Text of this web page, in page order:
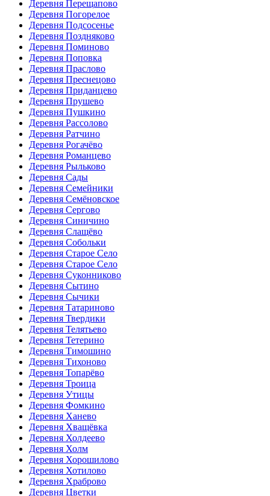
Деревня Перещапово
Деревня Погорелое
Деревня Подсосенье
Деревня Поздняково
Деревня Поминово
Деревня Поповка
Деревня Праслово
Деревня Преснецово
Деревня Приданцево
Деревня Прушево
Деревня Пушкино
Деревня Рассолово
Деревня Ратчино
Деревня Рогачёво
Деревня Романцево
Деревня Рыльково
Деревня Сады
Деревня Семейники
Деревня Семёновское
Деревня Сергово
Деревня Синичино
Деревня Слащёво
Деревня Собольки
Деревня Старое Село
Деревня Старое Село
Деревня Суконниково
Деревня Сытино
Деревня Сычики
Деревня Татариново
Деревня Твердики
Деревня Телятьево
Деревня Тетерино
Деревня Тимошино
Деревня Тихоново
Деревня Топарёво
Деревня Троица
Деревня Утицы
Деревня Фомкино
Деревня Ханево
Деревня Хващёвка
Деревня Холдеево
Деревня Холм
Деревня Хорошилово
Деревня Хотилово
Деревня Храброво
Деревня Цветки